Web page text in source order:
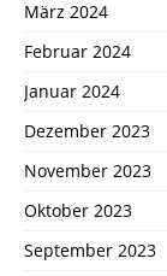
März 2024
Februar 2024
Januar 2024
Dezember 2023
November 2023
Oktober 2023
September 2023